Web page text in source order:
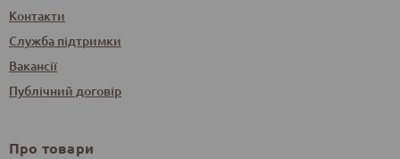
Контакти
Служба підтримки
Вакансії
Публічний договір
Про товари